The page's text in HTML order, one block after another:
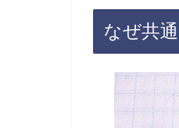
なぜ共